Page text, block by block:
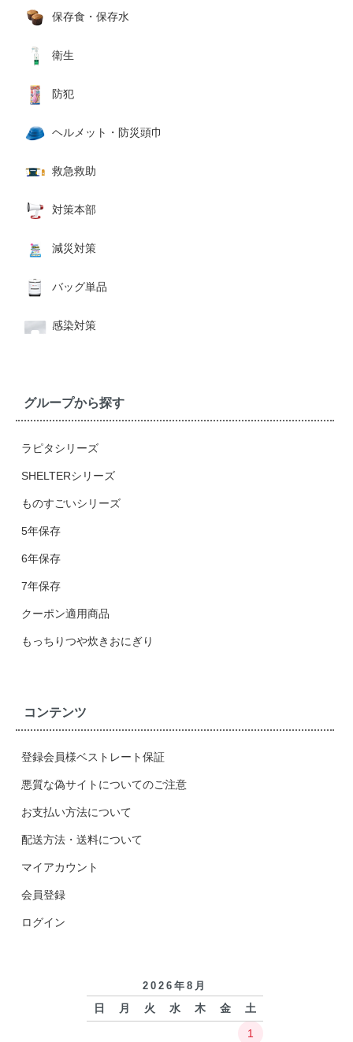
保存食・保存水
衛生
防犯
ヘルメット・防災頭巾
救急救助
対策本部
減災対策
バッグ単品
感染対策
グループから探す
ラピタシリーズ
SHELTERシリーズ
ものすごいシリーズ
5年保存
6年保存
7年保存
クーポン適用商品
もっちりつや炊きおにぎり
コンテンツ
登録会員様ベストレート保証
悪質な偽サイトについてのご注意
お支払い方法について
配送方法・送料について
マイアカウント
会員登録
ログイン
2026年8月
日 月 火 水 木 金
土
1